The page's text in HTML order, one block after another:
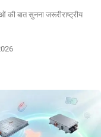
की बात सुनना जरूरीराष्ट्रीय